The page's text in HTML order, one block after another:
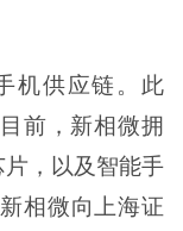
机供应链。此
前，新相微拥
，以及智能手
相微向上海证